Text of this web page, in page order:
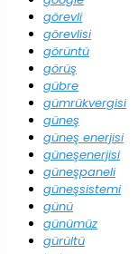
görevli
görevlisi
görüntü
görüş
gübre
gümrükvergisi
güneş
güneş enerjisi
güneşenerjisi
güneşpaneli
güneşsistemi
günü
günümüz
gürültü